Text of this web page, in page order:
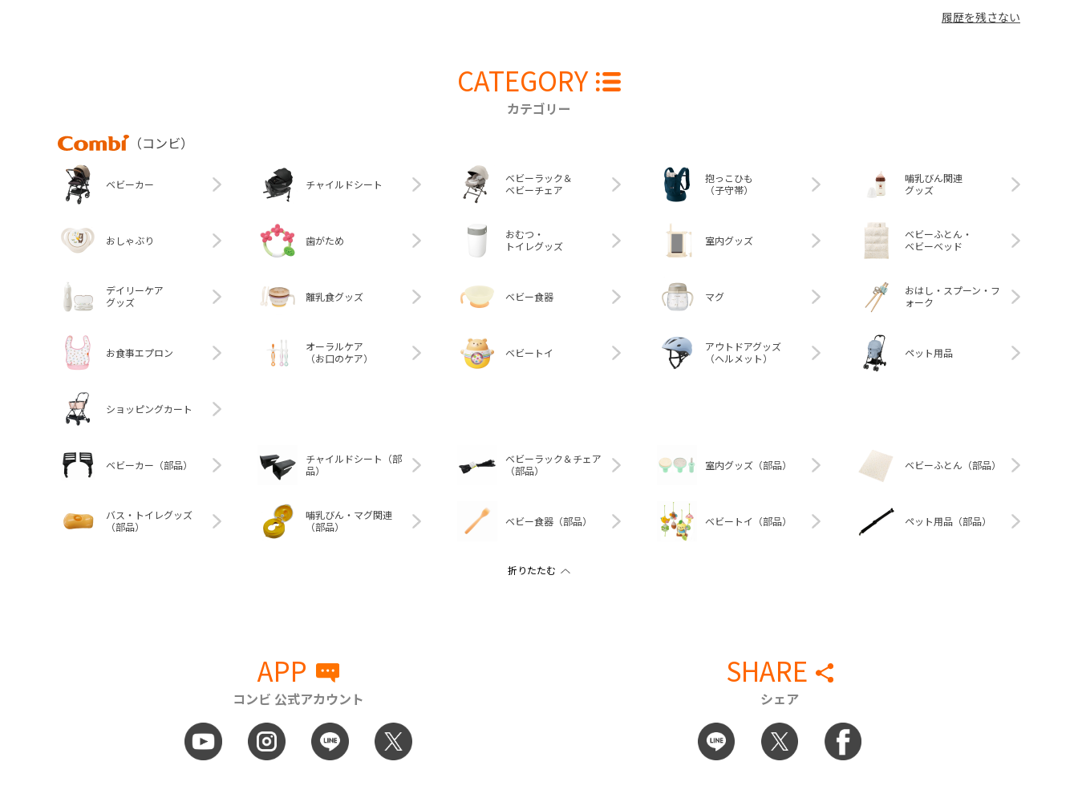
履歴を残さない
CATEGORY
カテゴリー
Combi
（コンビ）
ベビーカー チャイルドシート
ベビーラック＆
ベビーチェア
抱っこひも
（子守帯）
哺乳びん関連
グッズ
おしゃぶり 歯がため
おむつ・
トイレグッズ
室内グッズ
ベビーふとん・
ベビーベッド
デイリーケア
グッズ
離乳食グッズ ベビー食器 マグ
おはし・スプーン・フ
ォーク
お食事エプロン
オーラルケア
（お口のケア）
ベビートイ
アウトドアグッズ
（ヘルメット）
ペット用品
ショッピングカート
ベビーカー（部品）
チャイルドシート（部
品）
ベビーラック＆チェア
（部品）
室内グッズ（部品） ベビーふとん（部品）
バス・トイレグッズ
（部品）
哺乳びん・マグ関連
（部品）
ベビー食器（部品） ベビートイ（部品） ペット用品（部品）
APP
コンビ 公式アカウント
SHARE
シェア